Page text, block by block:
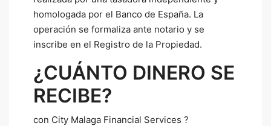
homologada por el Banco de España. La
operación se formaliza ante notario y se
inscribe en el Registro de la Propiedad.
¿CUÁNTO DINERO SE
RECIBE?
con City Malaga Financial Services ?